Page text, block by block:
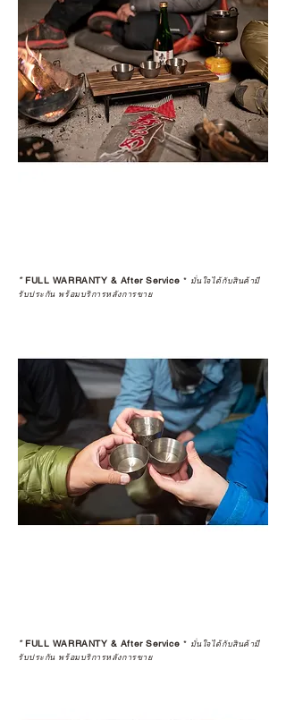
*FULL WARRANTY & After Service * มั่นใจได้กับสินค้ามี
รับประกัน พร้อมบริการหลังการขาย
*FULL WARRANTY & After Service * มั่นใจได้กับสินค้ามี
รับประกัน พร้อมบริการหลังการขาย